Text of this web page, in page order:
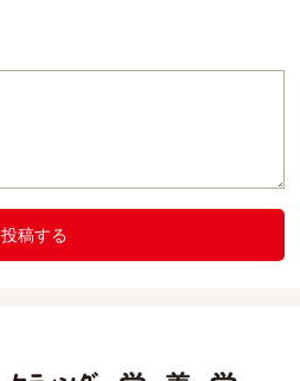
投稿する